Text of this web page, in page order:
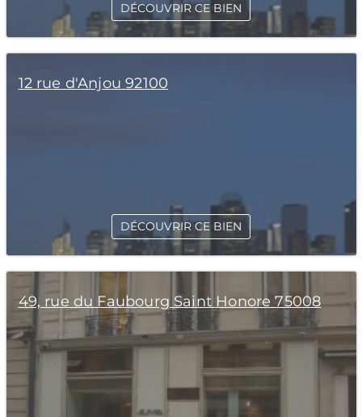
DÉCOUVRIR CE BIEN
12 rue d'Anjou 92100
DÉCOUVRIR CE BIEN
49, rue du Faubourg Saint Honore 75008